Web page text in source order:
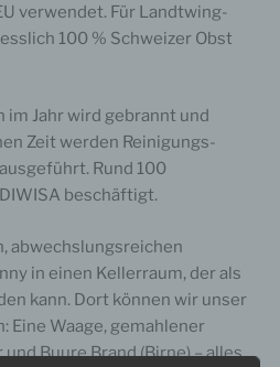
verwendet. Für Landtwing-
100 % Schweizer Obst
im Jahr wird gebrannt und
Zeit werden Reinigungs-
Rund 100
beschäftigt.
abwechslungsreichen
in einen Kellerraum, der als
kann. Dort können wir unser
Eine Waage, gemahlener
Buure Brand (Birne) – alles